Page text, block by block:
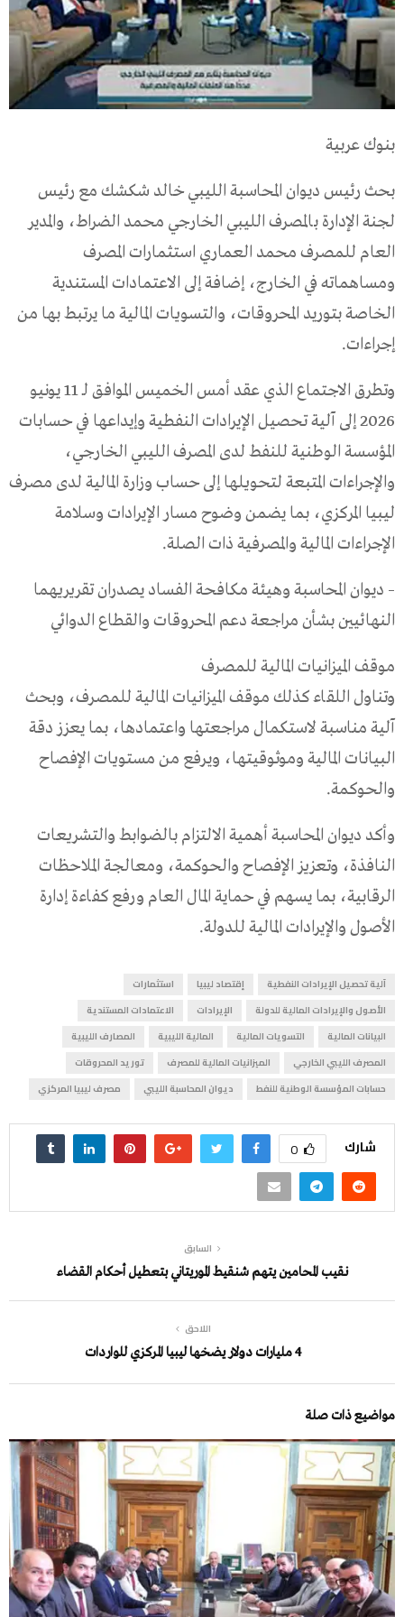
بنوك عربية
بحث رئيس ديوان المحاسبة الليبي خالد شكشك مع رئيس
لجنة الإدارة بالمصرف الليبي الخارجي محمد الضراط، والمدير
العام للمصرف محمد العماري استثمارات المصرف
ومساهماته في الخارج، إضافة إلى الاعتمادات المستندية
الخاصة بتوريد المحروقات، والتسويات المالية ما يرتبط بها من
إجراءات.
وتطرق الاجتماع الذي عقد أمس الخميس الموافق لـ 11 يونيو
2026 إلى آلية تحصيل الإيرادات النفطية وإيداعها في حسابات
المؤسسة الوطنية للنفط لدى المصرف الليبي الخارجي،
والإجراءات المتبعة لتحويلها إلى حساب وزارة المالية لدى مصرف
ليبيا المركزي، بما يضمن وضوح مسار الإيرادات وسلامة
الإجراءات المالية والمصرفية ذات الصلة.
– ديوان المحاسبة وهيئة مكافحة الفساد يصدران تقريريهما
النهائيين بشأن مراجعة دعم المحروقات والقطاع الدوائي
موقف الميزانيات المالية للمصرف
وتناول اللقاء كذلك موقف الميزانيات المالية للمصرف، وبحث
آلية مناسبة لاستكمال مراجعتها واعتمادها، بما يعزز دقة
البيانات المالية وموثوقيتها، ويرفع من مستويات الإفصاح
والحوكمة.
وأكد ديوان المحاسبة أهمية الالتزام بالضوابط والتشريعات
النافذة، وتعزيز الإفصاح والحوكمة، ومعالجة الملاحظات
الرقابية، بما يسهم في حماية المال العام ورفع كفاءة إدارة
الأصول والإيرادات المالية للدولة.
آلية تحصيل الإيرادات النفطية إقتصاد ليبيا
استثمارات
الأصول والإيرادات المالية للدولة
الإيرادات
الاعتمادات المستندية
البيانات المالية
التسويات المالية المالية الليبية
المصارف الليبية
المصرف الليبي الخارجي
الميزانيات المالية للمصرف
توريد المحروقات
حسابات المؤسسة الوطنية للنفط
ديوان المحاسبة الليبي مصرف ليبيا المركزي
شارك 0
السابق
نقيب المحامين يتهم شنقيط الموريتاني بتعطيل أحكام القضاء
اللاحق
4 مليارات دولار يضخها ليبيا المركزي للواردات
مواضيع ذات صلة